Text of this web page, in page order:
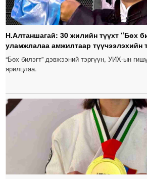
Н.Алтаншагай: 30 жилийн түүхт “Бөх
уламжлалаа амжилтаар түүчээлэхийн
“Бөх билэгт” дэвжээний тэргүүн, УИХ-ын
ярилцлаа.